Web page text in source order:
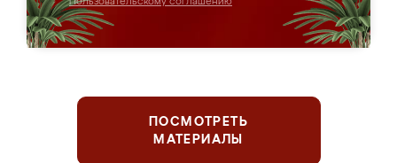
ПОСМОТРЕТЬ
МАТЕРИАЛЫ